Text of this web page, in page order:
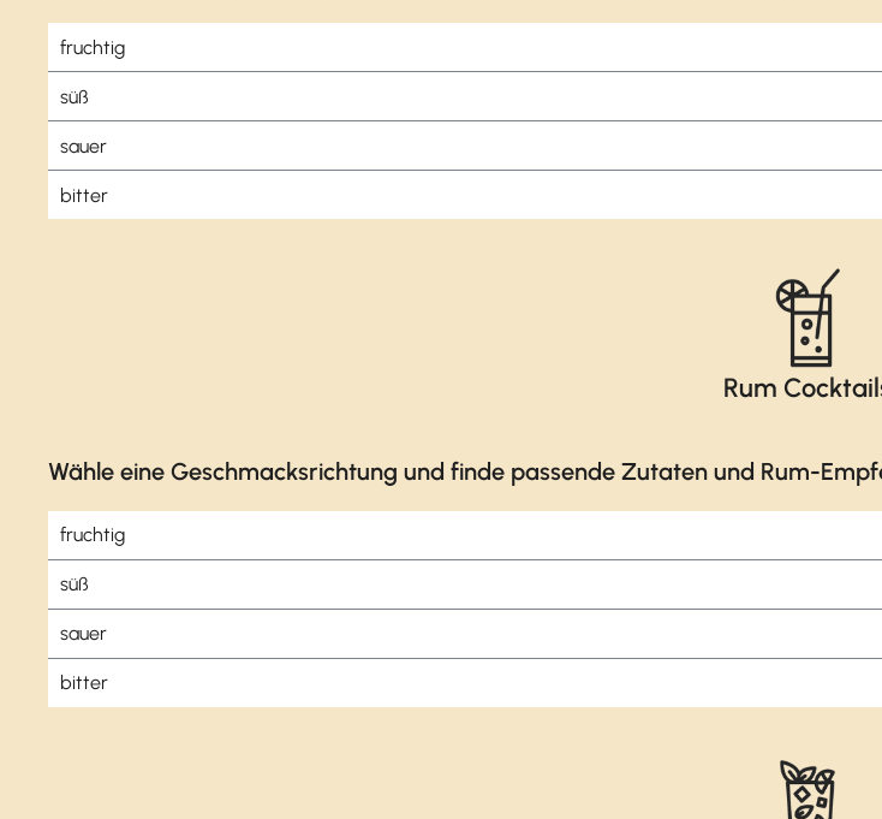
fruchtig
süß
sauer
bitter
Rum
Wähle eine Geschmacksrichtung und finde passende Zutaten und Rum-
fruchtig
süß
sauer
bitter